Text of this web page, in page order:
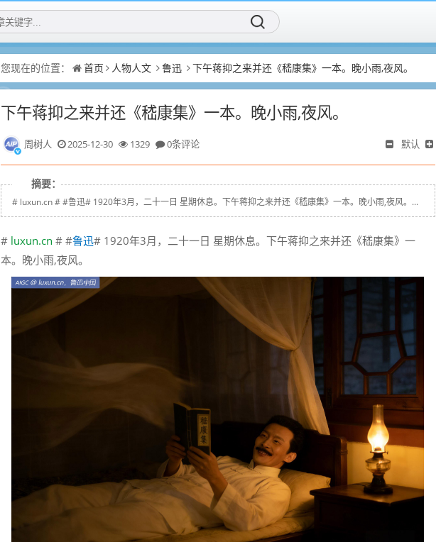
您现在的位置： 首页 人物人文 鲁迅 下午蒋抑之来并还《嵇康集》一本。晚小雨,夜风。
下午蒋抑之来并还《嵇康集》一本。晚小雨,夜风。
周树人 2025-12-30 1329 0条评论 默认
摘要：
# luxun.cn # #鲁迅# 1920年3月，二十一日 星期休息。下午蒋抑之来并还《嵇康集》一本。晚小雨,夜风。...
# luxun.cn # #鲁迅# 1920年3月，二十一日 星期休息。下午蒋抑之来并还《嵇康集》一
本。晚小雨,夜风。